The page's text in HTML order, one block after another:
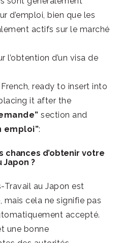
d’emploi, bien que les
actifs sur le marché
l’obtention d’un visa de
ready to insert into
it after the
section and
emploi”:
chances d’obtenir votre
Japon ?
Travail au Japon est
cela ne signifie pas
accepté.
une bonne